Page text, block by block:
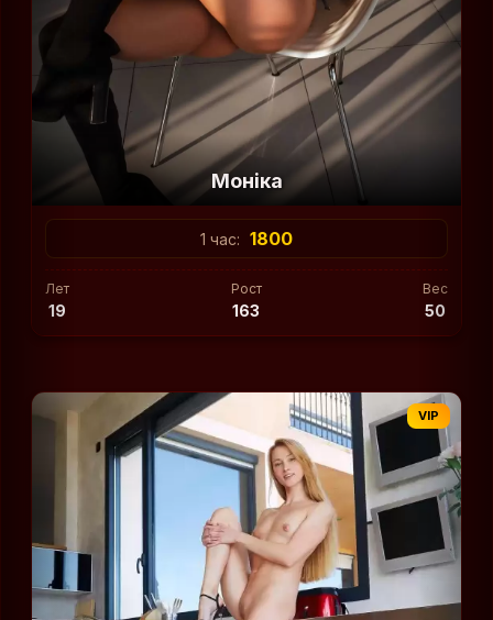
Моніка
1 час: 1800
Лет
19
Рост
163
Вес
50
VIP